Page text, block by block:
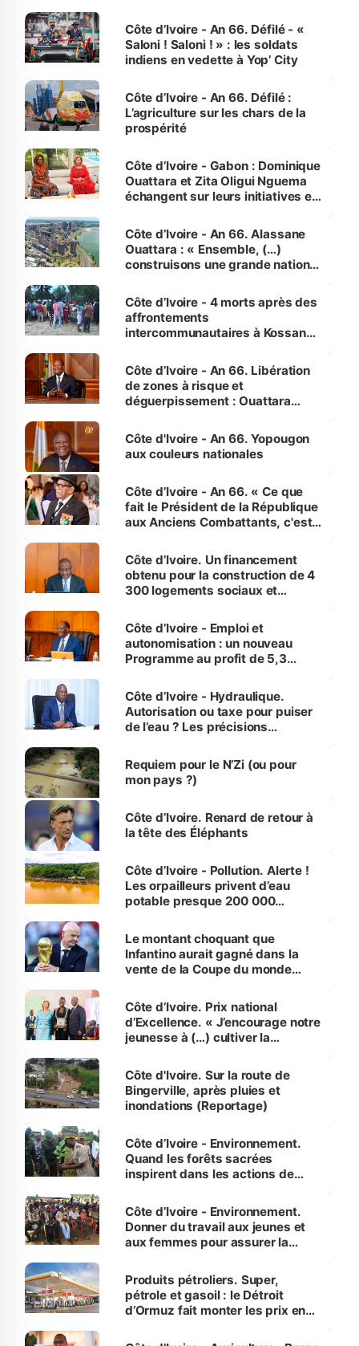
Côte d’Ivoire - An 66. Défilé - «
Saloni ! Saloni ! » : les soldats
indiens en vedette à Yop’ City
Côte d’Ivoire - An 66. Défilé :
L’agriculture sur les chars de la
prospérité
Côte d’Ivoire - Gabon : Dominique
Ouattara et Zita Oligui Nguema
échangent sur leurs initiatives en
enfants
Côte d’Ivoire - An 66. Alassane
Ouattara : « Ensemble, (…)
construisons une grande nation
générations futures »
Côte d’Ivoire - 4 morts après des
affrontements
intercommunautaires à Kossandji
milieu des sinistrés
Côte d’Ivoire - An 66. Libération
de zones à risque et
déguerpissement : Ouattara
l'Etat de droit pour préserver les
vies humaines »
Côte d'Ivoire - An 66. Yopougon
aux couleurs nationales
Côte d’Ivoire - An 66. « Ce que
fait le Président de la République
aux Anciens Combattants, c'est
Côte d’Ivoire. Un financement
obtenu pour la construction de 4
300 logements sociaux et
et Yamoussoukro
Côte d’Ivoire - Emploi et
autonomisation : un nouveau
Programme au profit de 5,3
Côte d’Ivoire - Hydraulique.
Autorisation ou taxe pour puiser
de l’eau ? Les précisions
Requiem pour le N’Zi (ou pour
mon pays ?)
Côte d’Ivoire. Renard de retour à
la tête des Éléphants
Côte d’Ivoire - Pollution. Alerte !
Les orpailleurs privent d’eau
potable presque 200 000
Le montant choquant que
Infantino aurait gagné dans la
vente de la Coupe du monde
Côte d’Ivoire. Prix national
d’Excellence. « J’encourage notre
jeunesse à (…) cultiver la
(Alassane Ouattara
Côte d'Ivoire. Sur la route de
Bingerville, après pluies et
inondations (Reportage)
Côte d’Ivoire - Environnement.
Quand les forêts sacrées
inspirent dans les actions de
Côte d’Ivoire - Environnement.
Donner du travail aux jeunes et
aux femmes pour assurer la
menacées
Produits pétroliers. Super,
pétrole et gasoil : le Détroit
d’Ormuz fait monter les prix en